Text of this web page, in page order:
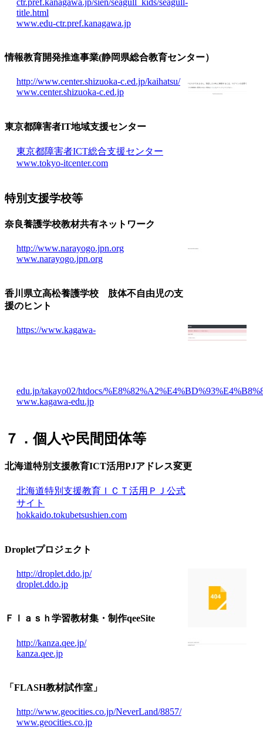
title.html
www.edu-ctr.pref.kanagawa.jp
情報教育開発推進事業(静岡県総合教育センター）
http://www.center.shizuoka-c.ed.jp/kaihatsu/
www.center.shizuoka-c.ed.jp
東京都障害者IT地域支援センター
東京都障害者ICT総合支援センター
www.tokyo-itcenter.com
特別支援学校等
奈良養護学校教材共有ネットワーク
http://www.narayogo.jpn.org
www.narayogo.jpn.org
香川県立高松養護学校 肢体不自由児の支
援のヒント
https://www.kagawa-
edu.jp/takayo02/htdocs/
www.kagawa-edu.jp
７．個人や民間団体等
北海道特別支援教育ICT活用PJアドレス変更
北海道特別支援教育ＩＣＴ活用ＰＪ公式
サイト
hokkaido.tokubetsushien.com
Dropletプロジェクト
http://droplet.ddo.jp/
droplet.ddo.jp
Ｆｌａｓｈ学習教材集・制作qeeSite
http://kanza.qee.jp/
kanza.qee.jp
「FLASH教材試作室」
http://www.geocities.co.jp/NeverLand/8857/
www.geocities.co.jp